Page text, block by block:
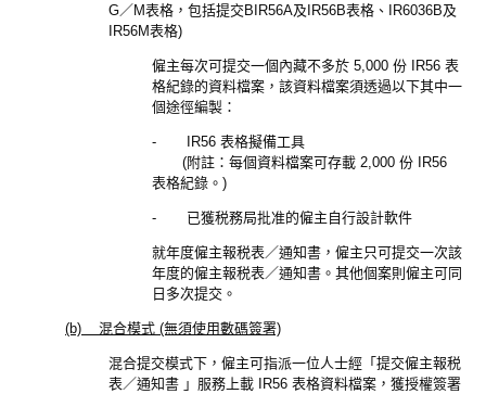
G／M表格，包括提交BIR56A及IR56B表格、IR6036B及
IR56M表格)
僱主每次可提交一個內藏不多於 5,000 份 IR56 表
格紀錄的資料檔案，該資料檔案須透過以下其中一
個途徑編製：
- IR56 表格擬備工具
(附註：每個資料檔案可存載 2,000 份 IR56
表格紀錄。)
- 已獲税務局批准的僱主自行設計軟件
就年度僱主報税表／通知書，僱主只可提交一次該
年度的僱主報税表／通知書。其他個案則僱主可同
日多次提交。
(b) 混合模式 (無須使用數碼簽署)
混合提交模式下，僱主可指派一位人士經「提交僱主報税
表／通知書 」服務上載 IR56 表格資料檔案，獲授權簽署